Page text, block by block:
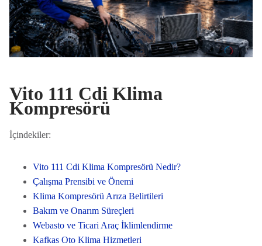
Vito 111 Cdi Klima
Kompresörü
İçindekiler:
Vito 111 Cdi Klima Kompresörü Nedir?
Çalışma Prensibi ve Önemi
Klima Kompresörü Arıza Belirtileri
Bakım ve Onarım Süreçleri
Webasto ve Ticari Araç İklimlendirme
Kafkas Oto Klima Hizmetleri